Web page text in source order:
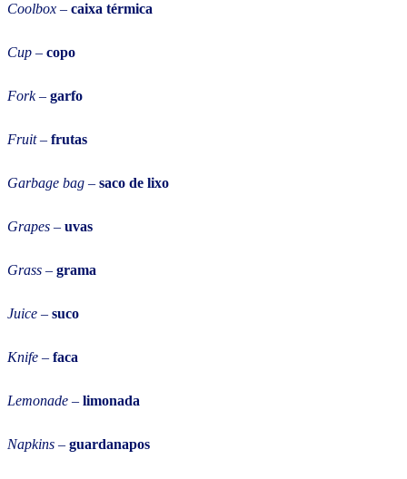
Coolbox – caixa térmica
Cup – copo
Fork– garfo
Fruit– frutas
Garbage bag – saco de lixo
Grapes – uvas
Grass – grama
Juice – suco
Knife – faca
Lemonade – limonada
Napkins – guardanapos